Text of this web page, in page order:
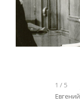
1 / 5
Евгений